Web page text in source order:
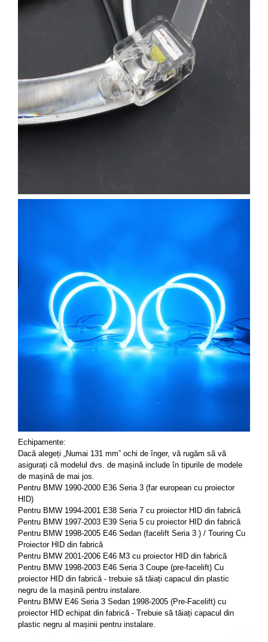
Echipamente:
Dacă alegeți „Numai 131 mm” ochi de înger, vă rugăm să vă
asigurați că modelul dvs. de mașină include în tipurile de modele
de mașină de mai jos.
Pentru BMW 1990-2000 E36 Seria 3 (far european cu proiector
HID)
Pentru BMW 1994-2001 E38 Seria 7 cu proiector HID din fabrică
Pentru BMW 1997-2003 E39 Seria 5 cu proiector HID din fabrică
Pentru BMW 1998-2005 E46 Sedan (facelift Seria 3 ) / Touring Cu
Proiector HID din fabrică
Pentru BMW 2001-2006 E46 M3 cu proiector HID din fabrică
Pentru BMW 1998-2003 E46 Seria 3 Coupe (pre-facelift) Cu
proiector HID din fabrică - trebuie să tăiați capacul din plastic
negru de la mașină pentru instalare.
Pentru BMW E46 Seria 3 Sedan 1998-2005 (Pre-Facelift) cu
proiector HID echipat din fabrică - Trebuie să tăiați capacul din
plastic negru al mașinii pentru instalare.